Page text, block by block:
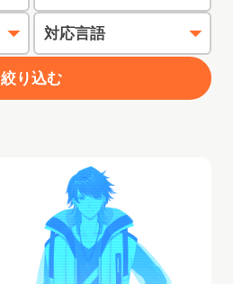
対応言語
絞り込む